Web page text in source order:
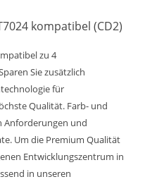
kompatibel (CD2)
zu 4
Sie zusätzlich
für
Qualität. Farb- und
Anforderungen und
Um die Premium Qualität
Entwicklungszentrum in
in unseren